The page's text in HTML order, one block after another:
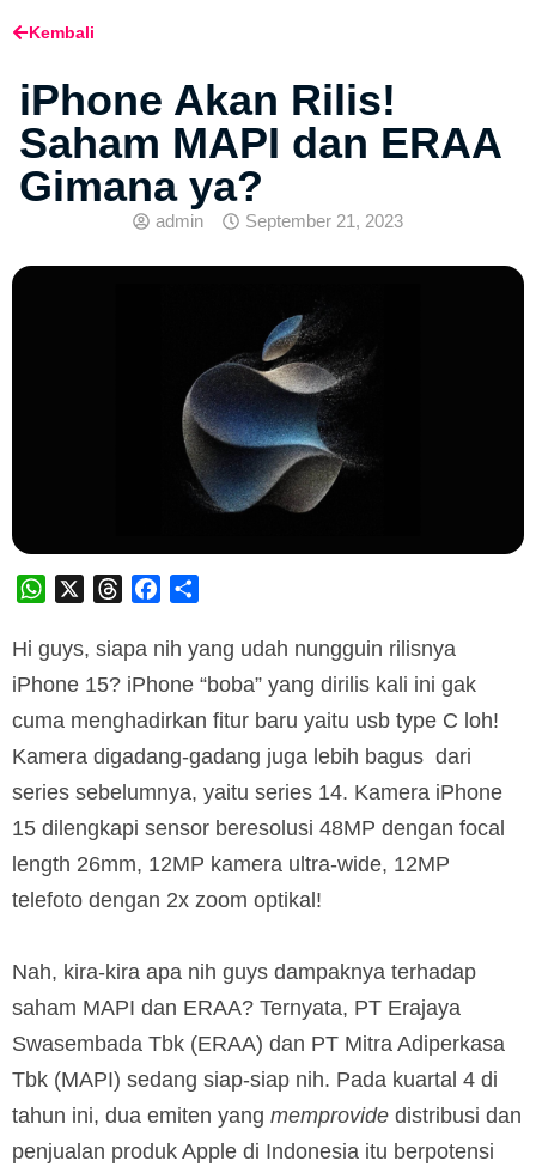
Kembali
iPhone Akan Rilis!
Saham MAPI dan ERAA
Gimana ya?
admin September 21, 2023
WhatsApp ThreadsFacebook
Hi guys, siapa nih yang udah nungguin rilisnya
iPhone 15? iPhone “boba” yang dirilis kali ini gak
cuma menghadirkan fitur baru yaitu usb type C loh!
Kamera digadang-gadang juga lebih bagus dari
series sebelumnya, yaitu series 14. Kamera iPhone
15 dilengkapi sensor beresolusi 48MP dengan focal
length 26mm, 12MP kamera ultra-wide, 12MP
telefoto dengan 2x zoom optikal!
Nah, kira-kira apa nih guys dampaknya terhadap
saham MAPI dan ERAA? Ternyata, PT Erajaya
Swasembada Tbk (ERAA) dan PT Mitra Adiperkasa
Tbk (MAPI) sedang siap-siap nih. Pada kuartal 4 di
tahun ini, dua emiten yang memprovide distribusi dan
penjualan produk Apple di Indonesia itu berpotensi